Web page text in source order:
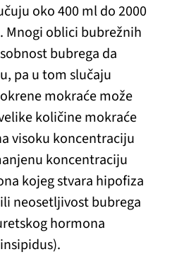
oko 400 ml do 2000
Mnogi oblici bubrežnih
bubrega da
pa u tom slučaju
mokraće može
količine mokraće
visoku koncentraciju
koncentraciju
kojeg stvara hipofiza
neosetljivost bubrega
hormona